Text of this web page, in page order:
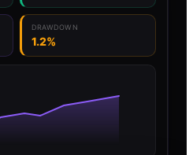
DRAWDOWN
1.2%